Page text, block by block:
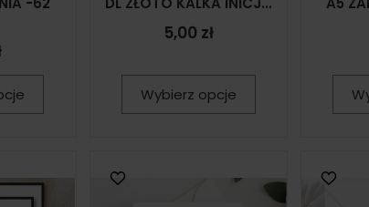
5,00 zł
Wybierz opcje